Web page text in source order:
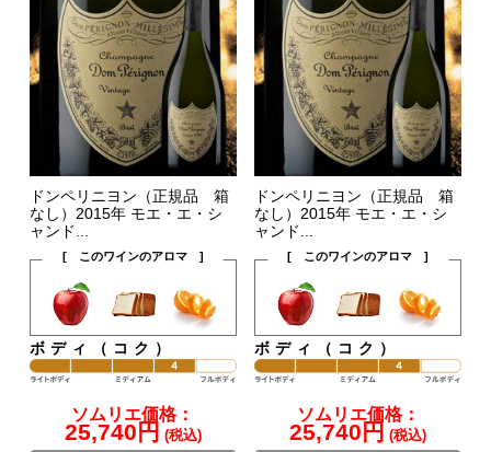
ドンペリニヨン（正規品 箱
なし）2015年 モエ・エ・シ
ャンド...
[ このワインのアロマ ]
ボディ（コク）
ソムリエ価格：
25,740円 (税込)
ドンペリニヨン（正規品 箱
なし）2015年 モエ・エ・シ
ャンド...
[ このワインのアロマ ]
ボディ（コク）
ソムリエ価格：
25,740円 (税込)